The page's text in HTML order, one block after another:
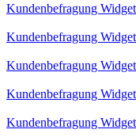
Kundenbefragung Widget
Kundenbefragung Widget
Kundenbefragung Widget
Kundenbefragung Widget
Kundenbefragung Widget